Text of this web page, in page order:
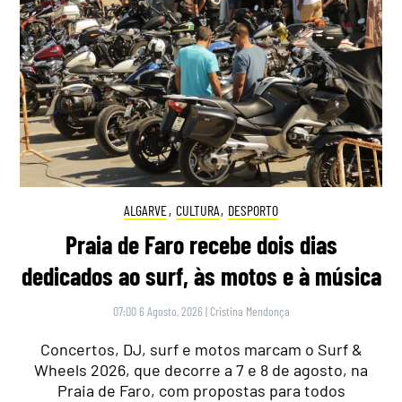
ALGARVE, CULTURA, DESPORTO
Praia de Faro recebe dois dias
dedicados ao surf, às motos e à música
07:00 6 Agosto, 2026 | Cristina Mendonça
Concertos, DJ, surf e motos marcam o Surf &
Wheels 2026, que decorre a 7 e 8 de agosto, na
Praia de Faro, com propostas para todos